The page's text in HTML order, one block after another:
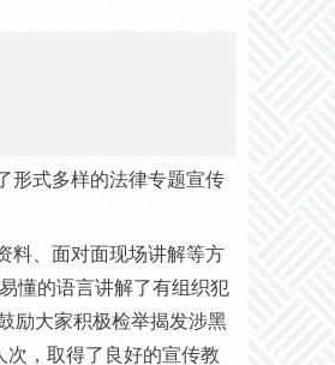
形式多样的法律专题宣传
料、面对面现场讲解等方
懂的语言讲解了有组织犯
励大家积极检举揭发涉黑
次，取得了良好的宣传教